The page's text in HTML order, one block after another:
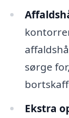
sørge
Ekstra